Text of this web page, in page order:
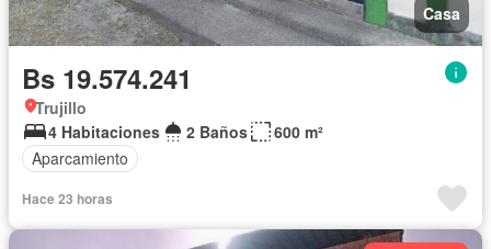
Casa
Bs 19.574.241
Trujillo
4 Habitaciones
2 Baños
600 m²
Aparcamiento
Hace 23 horas